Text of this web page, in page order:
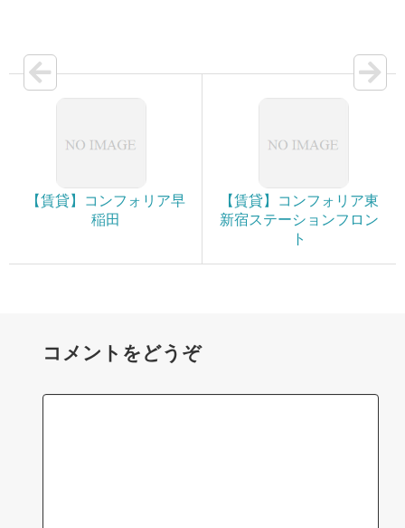
【賃貸】コンフォリア早
稲田
【賃貸】コンフォリア東
新宿ステーションフロン
ト
コメントをどうぞ